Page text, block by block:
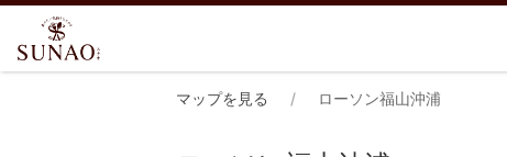
マップを見る ローソン福山沖浦